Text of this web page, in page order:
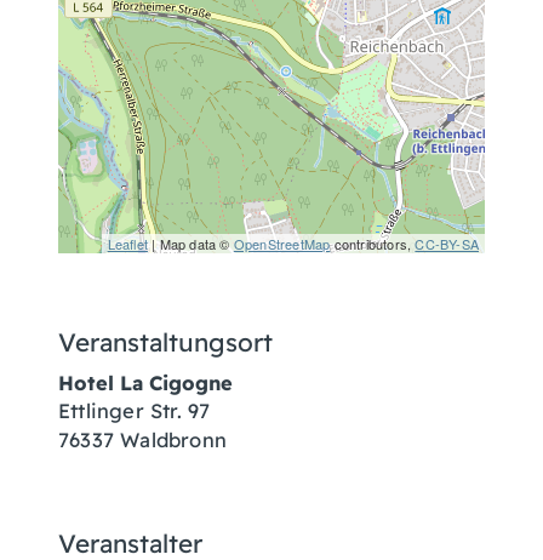
Leaflet| Map data ©OpenStreetMapcontributors,CC-BY-SA
Veranstaltungsort
Hotel La Cigogne
Ettlinger Str. 97
76337 Waldbronn
Veranstalter